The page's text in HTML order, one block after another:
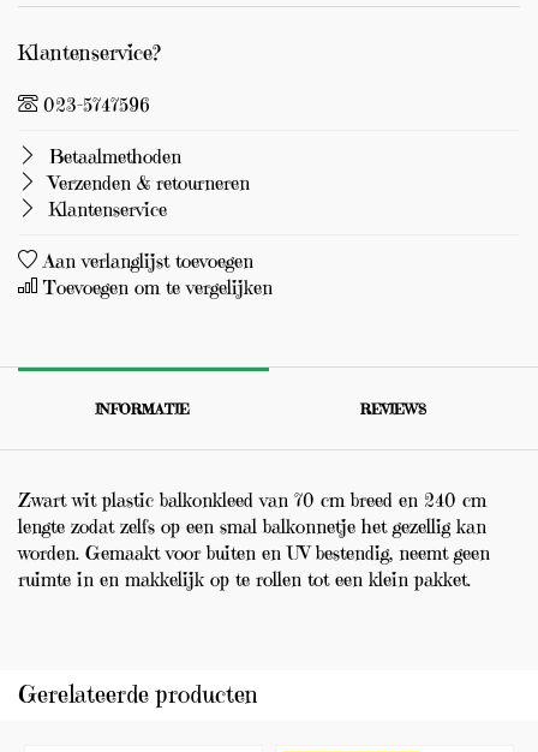
Klantenservice?
023-5747596
Betaalmethoden
Verzenden & retourneren
Klantenservice
Aan verlanglijst toevoegen
Toevoegen om te vergelijken
INFORMATIE REVIEWS
Zwart wit plastic balkonkleed van 70 cm breed en 240 cm
lengte zodat zelfs op een smal balkonnetje het gezellig kan
worden. Gemaakt voor buiten en UV bestendig, neemt geen
ruimte in en makkelijk op te rollen tot een klein pakket.
Gerelateerde producten